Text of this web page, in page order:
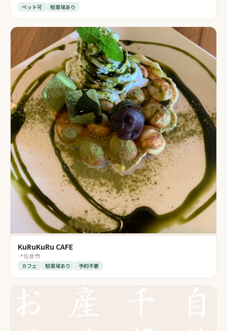
ペット可 駐車場あり
KuRuKuRu CAFE
📍佐倉市
カフェ 駐車場あり 予約不要